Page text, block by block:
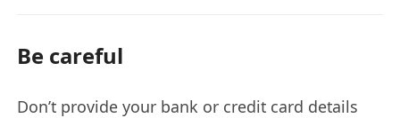
Be careful
Don’t provide your bank or credit card details